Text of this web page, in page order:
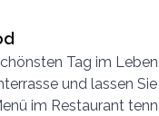
Auf Wunsch
komfortablen
Gäste sowie
Senden Sie jetzt Ihre
das kommod Hotel
Tag im
und lassen
im Restaurant